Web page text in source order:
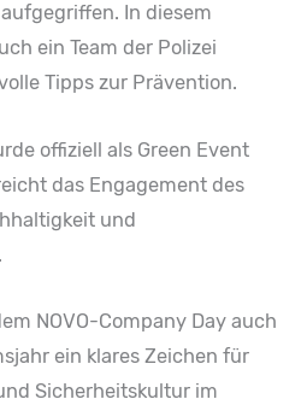
In diesem
ein Team der Polizei
Tipps zur Prävention.
offiziell als Green Event
das Engagement des
und
NOVO-Company Day auch
ein klares Zeichen für
Sicherheitskultur im